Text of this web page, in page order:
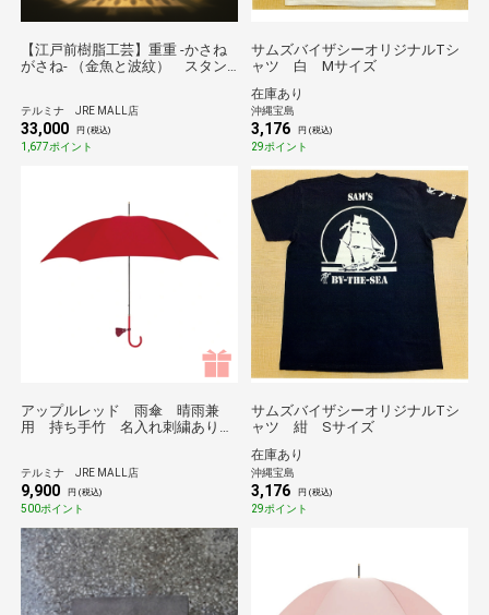
【江戸前樹脂工芸】重重 -かさね
がさね- （金魚と波紋） スタン
テルミナ JRE MALL店
33,000 円 (税込)
1,677ポイント
サムズバイザシーオリジナルTシ
ャツ 白 Mサイズ
在庫あり
沖縄宝島
3,176 円 (税込)
29ポイント
アップルレッド 雨傘 晴雨兼
用 持ち手竹 名入れ刺繍あり／
テルミナ JRE MALL店
9,900 円 (税込)
500ポイント
サムズバイザシーオリジナルTシ
ャツ 紺 Sサイズ
在庫あり
沖縄宝島
3,176 円 (税込)
29ポイント